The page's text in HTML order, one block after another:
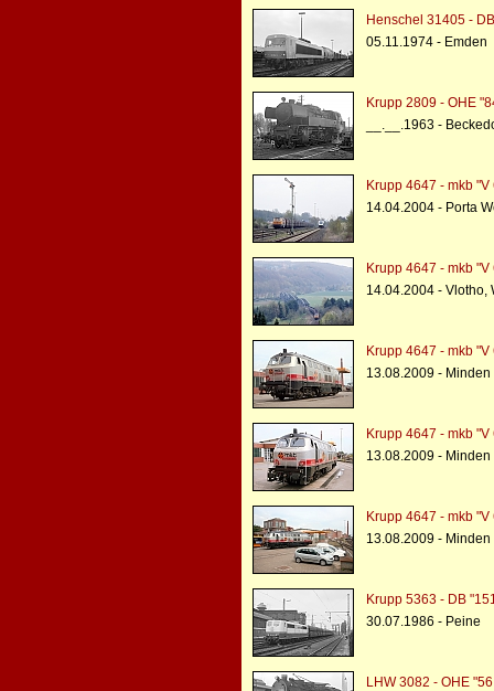
Henschel 31405 -
05.11.1974 - Emden
Krupp 2809 - OHE
__.__.1963 -
Krupp 4647 - mkb "V
14.04.2004 - Porta
Krupp 4647 - mkb "V
14.04.2004 - Vlotho,
Krupp 4647 - mkb "V
13.08.2009 - Minden
Krupp 4647 - mkb "V
13.08.2009 - Minden
Krupp 4647 - mkb "V
13.08.2009 - Minden
Krupp 5363 - DB
30.07.1986 - Peine
LHW 3082 - OHE